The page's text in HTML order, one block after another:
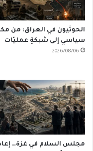
الحوثيون في العراق: من
سياسي إلى شبكةِ عمليّات
2026/08/06
مجلس السلام في غزة…